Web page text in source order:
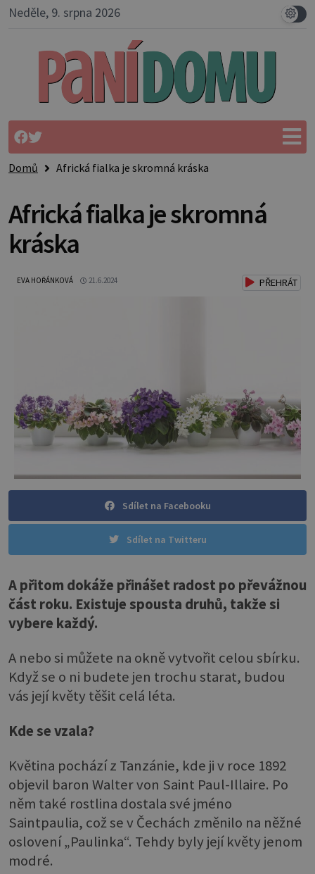
Neděle, 9. srpna 2026
Domů Africká fialka je skromná kráska
Africká fialka je skromná
kráska
EVA HOŘÁNKOVÁ 21.6.2024 PŘEHRÁT
Sdílet na Facebooku
Sdílet na Twitteru
A přitom dokáže přinášet radost po převážnou
část roku. Existuje spousta druhů, takže si
vybere každý.
A nebo si můžete na okně vytvořit celou sbírku.
Když se o ni budete jen trochu starat, budou
vás její květy těšit celá léta.
Kde se vzala?
Květina pochází z Tanzánie, kde ji v roce 1892
objevil baron Walter von Saint Paul-Illaire. Po
něm také rostlina dostala své jméno
Saintpaulia, což se v Čechách změnilo na něžné
oslovení „Paulinka“. Tehdy byly její květy jenom
modré.